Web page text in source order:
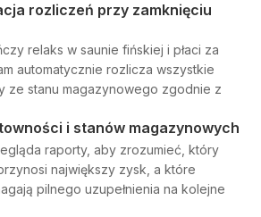
rozliczeń przy zamknięciu
relaks w saunie fińskiej i płaci za
automatycznie rozlicza wszystkie
ze stanu magazynowego zgodnie z
i stanów magazynowych
raporty, aby zrozumieć, który
największy zysk, a które
pilnego uzupełnienia na kolejne